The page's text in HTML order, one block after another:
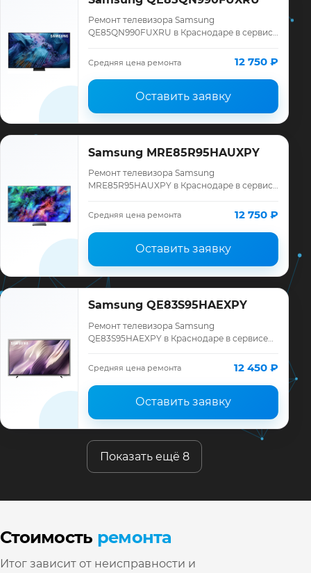
Ремонт телевизора Samsung
QE85QN990FUXRU в Краснодаре в сервисе
Samsung, смета до ремонта, запчасти и
гарантия до 12 меся…
Средняя цена ремонта 12 750 ₽
Оставить заявку
Samsung MRE85R95HAUXPY
Ремонт телевизора Samsung
MRE85R95HAUXPY в Краснодаре в сервисе
Samsung, смета до ремонта, запчасти и
Средняя цена ремонта 12 750 ₽
Оставить заявку
Samsung QE83S95HAEXPY
Ремонт телевизора Samsung
QE83S95HAEXPY в Краснодаре в сервисе
Samsung, смета до ремонта, запчасти и
гарантия до 12 месяц…
Средняя цена ремонта 12 450 ₽
Оставить заявку
Показать ещё 8
Стоимость ремонта
Итог зависит от неисправности и